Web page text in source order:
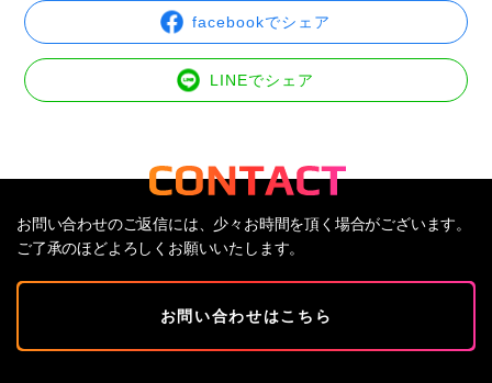
facebookでシェア
LINEでシェア
お問い合わせのご返信には、少々お時間を頂く場合がございます。
ご了承のほどよろしくお願いいたします。
お問い合わせはこちら